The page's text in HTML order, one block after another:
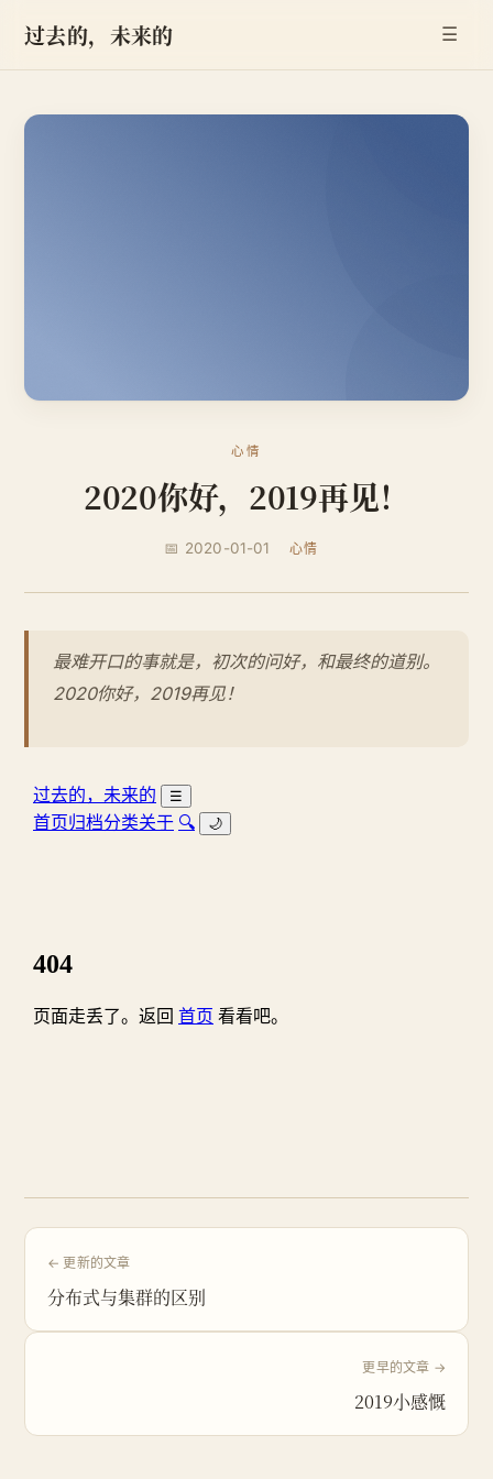
过去的，未来的 ☰
心情
2020你好，2019再见！
📅 2020-01-01 心情
最难开口的事就是，初次的问好，和最终的道别。
2020你好，2019再见！ ​
← 更新的文章
分布式与集群的区别
更早的文章 →
2019小感慨